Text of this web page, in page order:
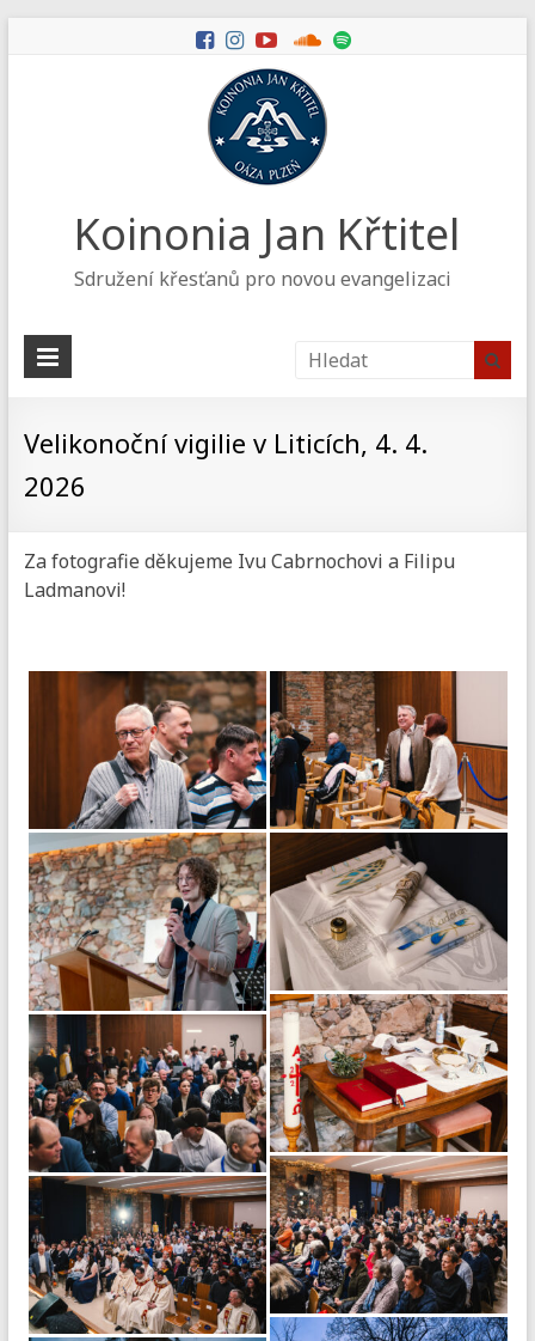
Koinonia Jan Křtitel
Sdružení křesťanů pro novou evangelizaci
Velikonoční vigilie v Liticích, 4. 4.
2026
Za fotografie děkujeme Ivu Cabrnochovi a Filipu
Ladmanovi!